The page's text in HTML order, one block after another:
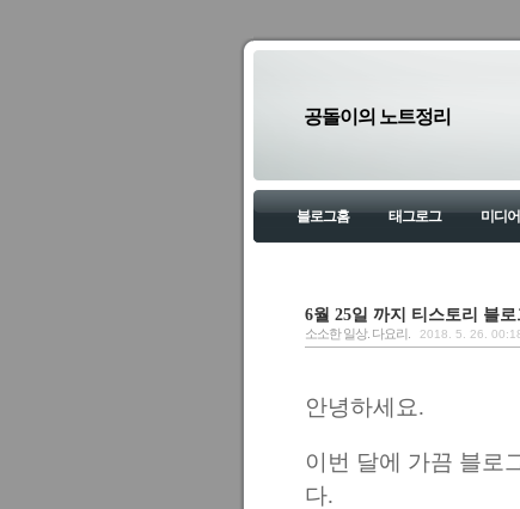
공돌이의 노트정리
블로그홈 태그로그 미디
6월 25일 까지 티스토리 블
소소한 일상. 다요리. 2018. 5. 26.
안녕하세요.
이번 달에 가끔 블로
다.